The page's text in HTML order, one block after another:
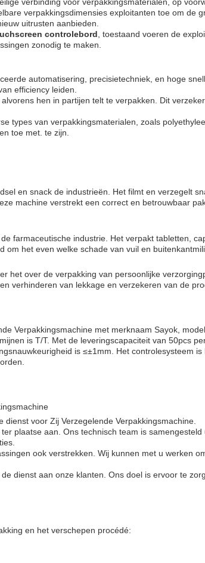
verpakkingsdimensies exploitanten toe om
uitrusten aanbieden.
controlebord , toestaand voeren de
zonodig te maken.
automatisering, precisietechniek, en hoge
efficiency leiden.
hen in partijen telt te verpakken. Dit
types van verpakkingsmaterialen, zoals
toe met. te zijn.
en snack de industrieën. Het filmt en verzegelt
machine verstrekt een correct en betrouwbaar
farmaceutische industrie. Het verpakt tabletten,
het even welke schade van vuil en
het over de verpakking van persoonlijke
verhinderen van lekkage en verzekeren van de
Verpakkingsmachine met merknaam Sayok,
is T/T. Met de leveringscapaciteit van 50pcs
is ≤±1mm. Het controlesysteem
voor Zij Verzegelende Verpakkingsmachine.
plaatse aan. Ons technisch team is
ook verstrekken. Wij kunnen met u werken
dienst aan onze klanten. Ons doel is ervoor te
en het verschepen procédé: